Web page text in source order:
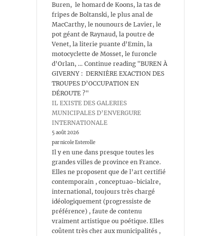
Buren, le homard de Koons, la tas de
fripes de Boltanski, le plus anal de
MacCarthy, le nounours de Lavier, le
pot géant de Raynaud, la poutre de
Venet, la literie puante d’Emin, la
motocyclette de Mosset, le furoncle
d’Orlan, … Continue reading "BUREN À
GIVERNY : DERNIÈRE EXACTION DES
TROUPES D’OCCUPATION EN
DÉROUTE ?"
IL EXISTE DES GALERIES
MUNICIPALES D’ENVERGURE
INTERNATIONALE
5 août 2026
par nicole Esterolle
Il y en une dans presque toutes les
grandes villes de province en France.
Elles ne proposent que de l’art certifié
contemporain , conceptuao-bicialre,
international, toujours très chargé
idéologiquement (progressiste de
préférence) , faute de contenu
vraiment artistique ou poétique. Elles
coûtent très cher aux municipalités ,